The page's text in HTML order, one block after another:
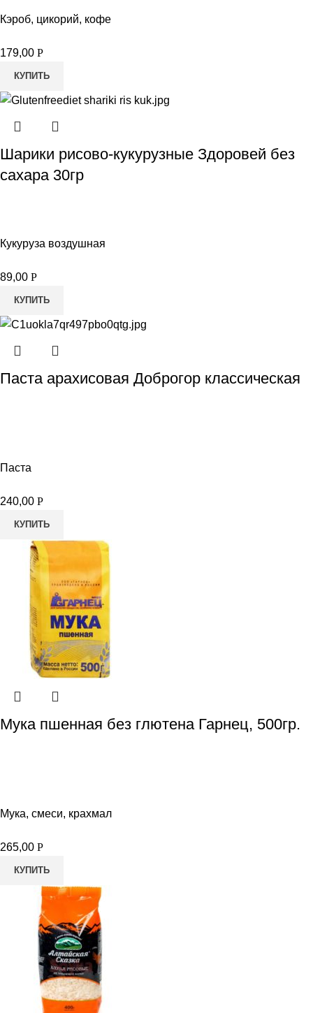
Кэроб, цикорий, кофе
179,00 Р
КУПИТЬ
Шарики рисово-кукурузные Здоровей без
сахара 30гр
Кукуруза воздушная
89,00 Р
КУПИТЬ
Паста арахисовая Доброгор классическая
Паста
240,00 Р
КУПИТЬ
Мука пшенная без глютена Гарнец, 500гр.
Мука, смеси, крахмал
265,00 Р
КУПИТЬ